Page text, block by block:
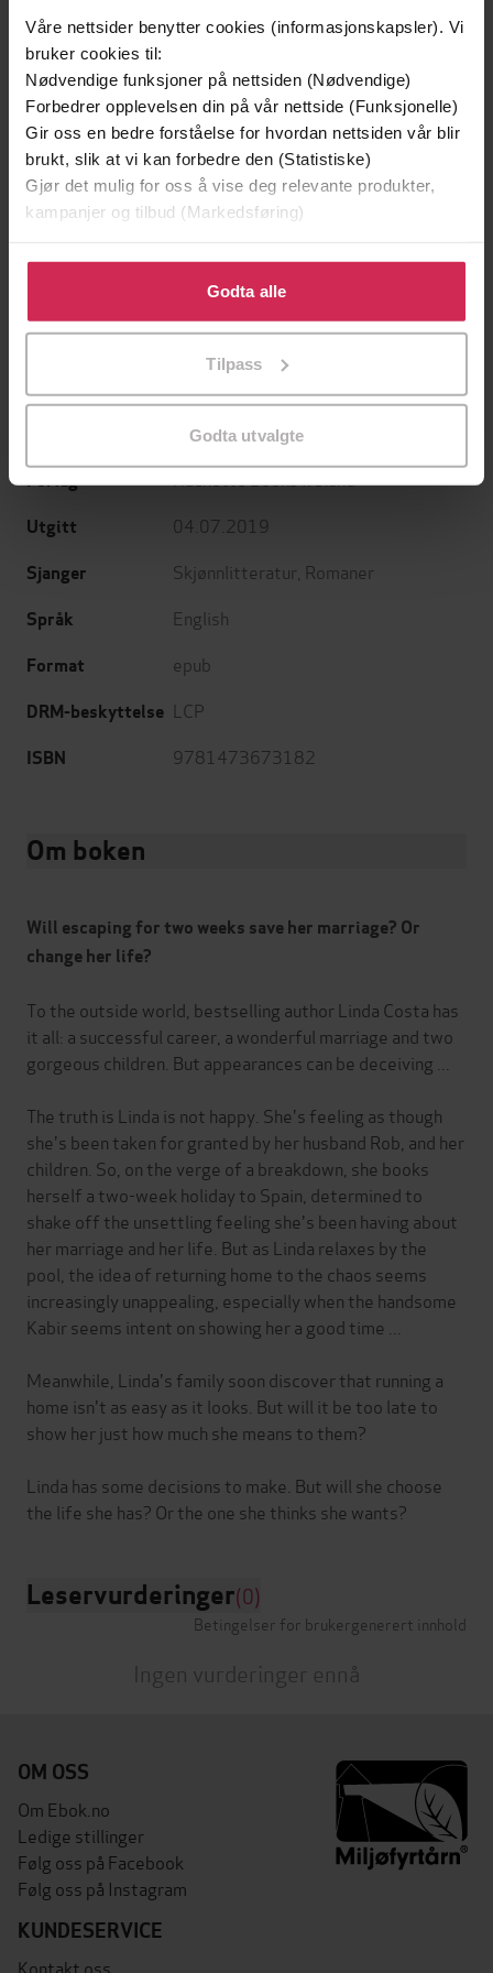
Våre nettsider benytter cookies (informasjonskapsler). Vi
bruker cookies til:
Nødvendige funksjoner på nettsiden (Nødvendige)
Forbedrer opplevelsen din på vår nettside (Funksjonelle)
Gir oss en bedre forståelse for hvordan nettsiden vår blir
brukt, slik at vi kan forbedre den (Statistiske)
Gjør det mulig for oss å vise deg relevante produkter,
kampanjer og tilbud (Markedsføring)
Klikk på «Godta alle» for å gi oss ditt samtykke til å
bruke cookies for alle disse formålene. Du kan også
tilpasse ditt samtykke til spesifikke formål ved å klikke
Godta alle
Tilpass
Godta utvalgte
Minnesota
Utskudd
Ukjent(forfatter)
Forlag Hachette Books Ireland
Utgitt 04.07.2019
Sjanger Skjønnlitteratur Romaner
Språk English
Format epub
DRM-beskyttelse LCP
ISBN 9781473673182
Om boken
Will escaping for two weeks save her marriage? Or
change her life?
To the outside world, bestselling author Linda Costa has
it all: a successful career, a wonderful marriage and two
gorgeous children. But appearances can be deceiving ...
The truth is Linda is not happy. She's feeling as though
she's been taken for granted by her husband Rob, and her
children. So, on the verge of a breakdown, she books
herself a two-week holiday to Spain, determined to
shake off the unsettling feeling she's been having about
her marriage and her life. But as Linda relaxes by the
pool, the idea of returning home to the chaos seems
increasingly unappealing, especially when the handsome
Kabir seems intent on showing her a good time ...
Meanwhile, Linda's family soon discover that running a
home isn't as easy as it looks. But will it be too late to
show her just how much she means to them?
Linda has some decisions to make. But will she choose
Leservurderinger(0)
Betingelser for brukergenerert innhold
Ingen vurderinger ennå
OM OSS
Om Ebok.no
Ledige stillinger
Følg oss på Facebook
Følg oss på Instagram
KUNDESERVICE
Kontakt oss